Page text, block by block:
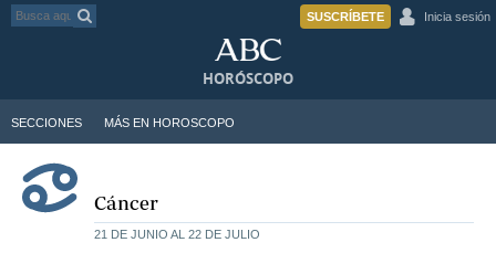
SUSCRÍBETE Inicia sesión
SECCIONES MÁS EN HOROSCOPO
HORÓSCOPO
Cáncer
21 DE JUNIO AL 22 DE JULIO